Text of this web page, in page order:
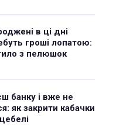
в ці дні
гроші лопатою:
з пелюшок
банку і вже не
як закрити кабачки